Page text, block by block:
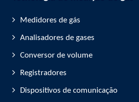
Medidores de gás
Analisadores de gases
Conversor de volume
Registradores
Dispositivos de comunicação